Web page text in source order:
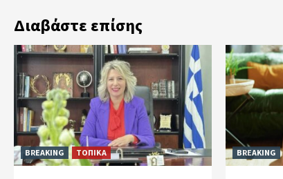
Διαβάστε επίσης
BREAKING ΤΟΠΙΚΑ BREAKING